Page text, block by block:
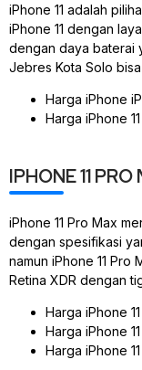
iPhone 11 adalah
iPhone 11 dengan
dengan daya baterai
Jebres Kota Solo
Harga iPhone
Harga iPhone
IPHONE 11
iPhone 11 Pro Max
dengan spesifikasi
namun iPhone 11 Pro
Retina XDR dengan
Harga iPhone
Harga iPhone
Harga iPhone